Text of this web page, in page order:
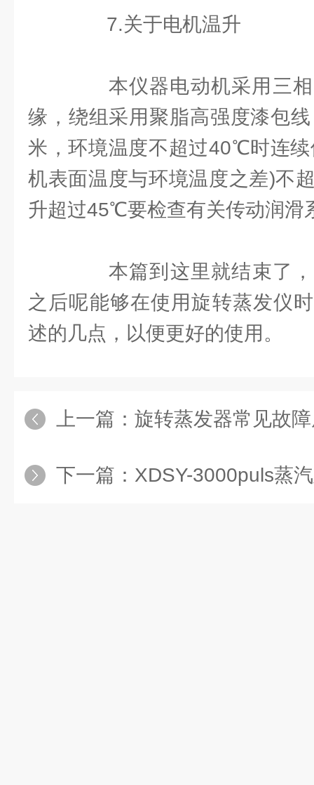
7.关于电机温升
本仪器电动机采用三相
缘，绕组采用聚脂高强度漆包
米，环境温度不超过40℃时连
机表面温度与环境温度之差)不
升超过45℃要检查有关传动润滑
本篇到这里就结束了，
之后呢能够在使用旋转蒸发仪
述的几点，以便更好的使用。
上一篇： 旋转蒸发器常见故
下一篇： XDSY-3000puls蒸汽显